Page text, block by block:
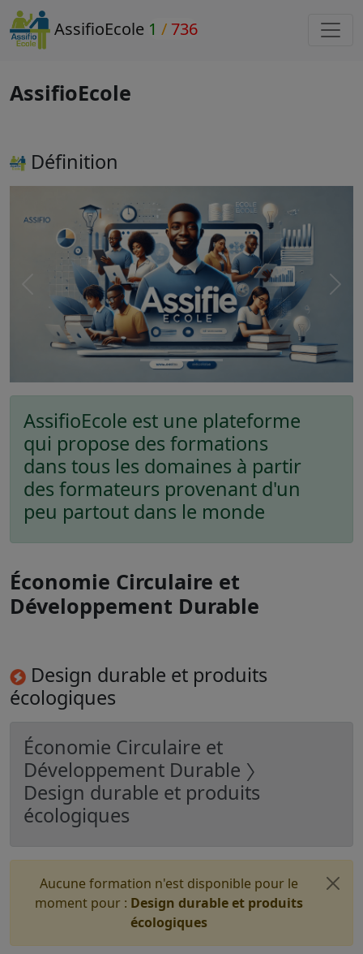
AssifioEcole 1 / 736
AssifioEcole
Définition
Précédant
AssifioEcole est une plateforme
qui propose des formations
dans tous les domaines à partir
des formateurs provenant d'un
peu partout dans le monde
Économie Circulaire et
Développement Durable
Design durable et produits
écologiques
Économie Circulaire et
Développement Durable 〉
Design durable et produits
écologiques
Aucune formation n'est disponible pour le
moment pour : Design durable et produits
écologiques